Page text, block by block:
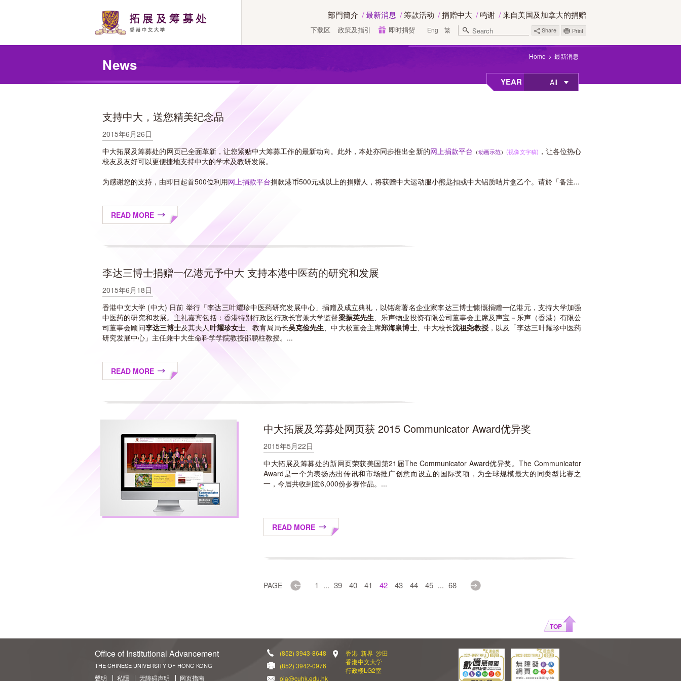
main
content
部門簡介 最新消息 筹款活动 捐赠中大 鸣谢 来自美国及加拿大的捐赠
下载区 政策及指引 即时捐赀 Eng 繁 Share Print
News Home 最新消息
YEAR All
支持中大，送您精美纪念品
2015年6月26日
中大拓展及筹募处的网页已全面革新，让您紧贴中大筹募工作的最新动向。此外，本处亦同步推出全新的网上捐款平台 （动画示范） (视像文字稿) ，让各位热心
校友及友好可以更便捷地支持中大的学术及教研发展。
为感谢您的支持，由即日起首500位利用网上捐款平台捐款港币500元或以上的捐赠人，将获赠中大运动服小熊匙扣或中大铝质咭片盒乙个。请於「备注...
READ MORE
李达三博士捐赠一亿港元予中大 支持本港中医药的研究和发展
2015年6月18日
香港中文大学 (中大) 日前 举行「李达三叶耀珍中医药研究发展中心」捐赠及成立典礼，以铭谢著名企业家李达三博士慷慨捐赠一亿港元，支持大学加强
中医药的研究和发展。主礼嘉宾包括：香港特别行政区行政长官兼大学监督梁振英先生、乐声物业投资有限公司董事会主席及声宝－乐声（香港）有限公
司董事会顾问李达三博士及其夫人叶耀珍女士、教育局局长吴克俭先生、中大校董会主席郑海泉博士、中大校长沈祖尧教授，以及「李达三叶耀珍中医药
研究发展中心」主任兼中大生命科学学院教授邵鹏柱教授。...
READ MORE
中大拓展及筹募处网页获 2015 Communicator Award优异奖
2015年5月22日
中大拓展及筹募处的新网页荣获美国第21届The Communicator Award优异奖。The Communicator
Award是一个为表扬杰出传讯和市场推广创意而设立的国际奖项，为全球规模最大的同类型比赛之
一，今届共收到逾6,000份参赛作品。...
READ MORE
PAGE Previous
1 ... 39 40 41 42 43 44 45 ... 68 Next
TOP
(852) 3943-8648
(852) 3942-0976
oia@cuhk.edu.hk
香港 新界 沙田
香港中文大学
行政楼LG2室
Office of Institutional Advancement
THE CHINESE UNIVERSITY OF HONG KONG
聲明 私隱 无障碍声明 网页指南